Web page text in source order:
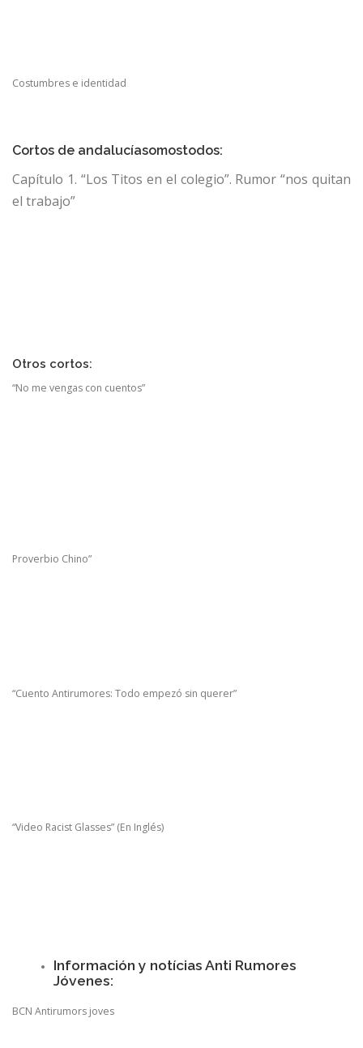
Costumbres e identidad
Cortos de andalucíasomostodos:
Capítulo 1. “Los Titos en el colegio”. Rumor “nos quitan
el trabajo”
Otros cortos:
“No me vengas con cuentos”
Proverbio Chino”
“Cuento Antirumores: Todo empezó sin querer”
“Video Racist Glasses” (En Inglés)
Información y notícias Anti Rumores
Jóvenes:
BCN Antirumors joves